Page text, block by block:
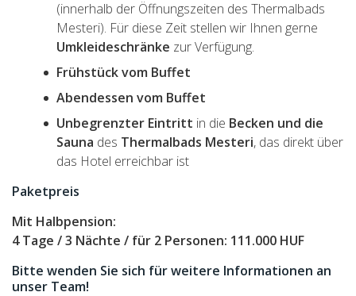
(innerhalb der Öffnungszeiten des Thermalbads
Mesteri). Für diese Zeit stellen wir Ihnen gerne
Umkleideschränke zur Verfügung.
Frühstück vom Buffet
Abendessen vom Buffet
Unbegrenzter Eintritt in die Becken und die
Sauna des Thermalbads Mesteri, das direkt über
das Hotel erreichbar ist
Paketpreis
Mit Halbpension:
4 Tage / 3 Nächte / für 2 Personen: 111.000 HUF
Bitte wenden Sie sich für weitere Informationen an
unser Team!